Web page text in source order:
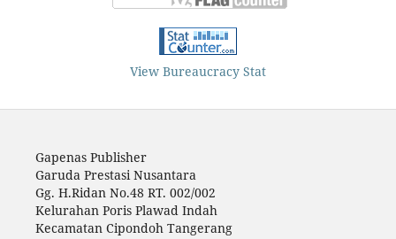
View Bureaucracy Stat
Gapenas Publisher
Garuda Prestasi Nusantara
Gg. H.Ridan No.48 RT. 002/002
Kelurahan Poris Plawad Indah
Kecamatan Cipondoh Tangerang